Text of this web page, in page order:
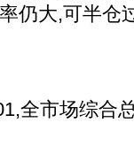
仍大,可半仓
市场综合